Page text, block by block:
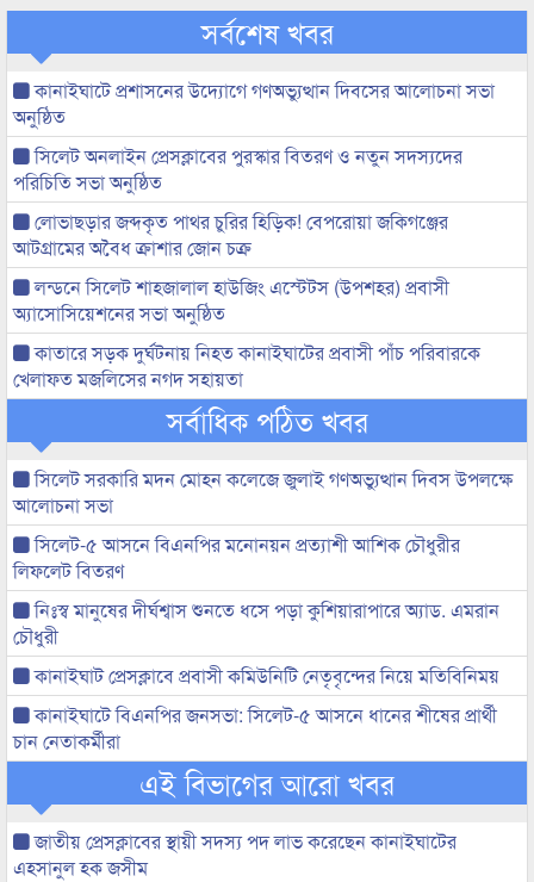
সর্বশেষ খবর
কানাইঘাটে প্রশাসনের উদ্যোগে গণঅভ্যুত্থান দিবসের আলোচনা সভা
অনুষ্ঠিত
সিলেট অনলাইন প্রেসক্লাবের পুরস্কার বিতরণ ও নতুন সদস্যদের
পরিচিতি সভা অনুষ্ঠিত
লোভাছড়ার জব্দকৃত পাথর চুরির হিড়িক! বেপরোয়া জকিগঞ্জের
আটগ্রামের অবৈধ ক্রাশার জোন চক্র
লন্ডনে সিলেট শাহজালাল হাউজিং এস্টেটস (উপশহর) প্রবাসী
অ্যাসোসিয়েশনের সভা অনুষ্ঠিত
কাতারে সড়ক দুর্ঘটনায় নিহত কানাইঘাটের প্রবাসী পাঁচ পরিবারকে
খেলাফত মজলিসের নগদ সহায়তা
সর্বাধিক পঠিত খবর
সিলেট সরকারি মদন মোহন কলেজে জুলাই গণঅভ্যুত্থান দিবস উপলক্ষে
আলোচনা সভা
সিলেট-৫ আসনে বিএনপির মনোনয়ন প্রত্যাশী আশিক চৌধুরীর
লিফলেট বিতরণ
নিঃস্ব মানুষের দীর্ঘশ্বাস শুনতে ধসে পড়া কুশিয়ারাপারে অ্যাড. এমরান
চৌধুরী
কানাইঘাট প্রেসক্লাবে প্রবাসী কমিউনিটি নেতৃবৃন্দের নিয়ে মতিবিনিময়
কানাইঘাটে বিএনপির জনসভা: সিলেট-৫ আসনে ধানের শীষের প্রার্থী
চান নেতাকর্মীরা
এই বিভাগের আরো খবর
জাতীয় প্রেসক্লাবের স্থায়ী সদস্য পদ লাভ করেছেন কানাইঘাটের
এহসানুল হক জসীম